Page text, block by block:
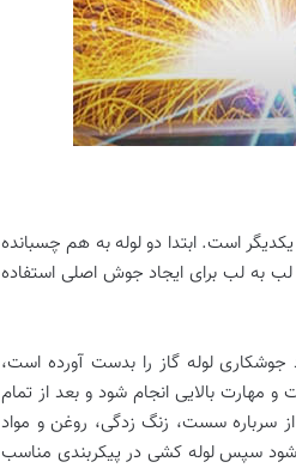
است. ابتدا دو لوله به هم چسبانده
به لب برای ایجاد جوش اصلی استفاده
لوله گاز را بدست آورده است،
مهارت بالایی انجام شود و بعد از تمام
سست، زنگ زدگی، روغن و مواد
سپس لوله کشی در پیکربندی مناسب